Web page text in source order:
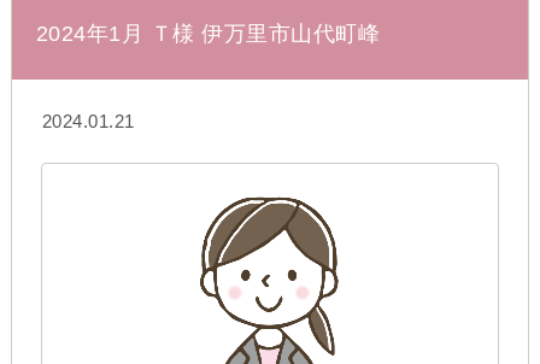
2024年1月 Ｔ様 伊万里市山代町峰
2024.01.21